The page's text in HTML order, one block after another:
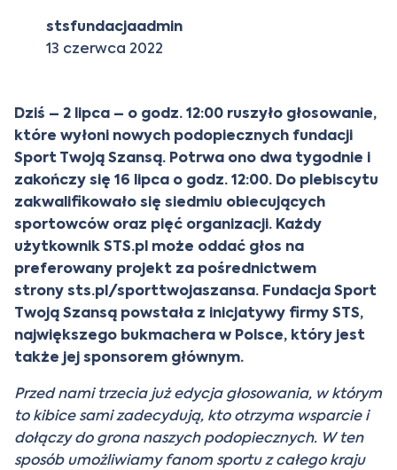
stsfundacjaadmin
13 czerwca 2022
Dziś – 2 lipca – o godz. 12:00 ruszyło głosowanie,
które wyłoni nowych podopiecznych fundacji
Sport Twoją Szansą. Potrwa ono dwa tygodnie i
zakończy się 16 lipca o godz. 12:00. Do plebiscytu
zakwalifikowało się siedmiu obiecujących
sportowców oraz pięć organizacji. Każdy
użytkownikSTS.pl może oddać głos na
preferowany projekt za pośrednictwem
stronysts.pl/sporttwojaszansa. Fundacja Sport
Twoją Szansą powstała z inicjatywy firmy STS,
największego bukmachera w Polsce, który jest
także jej sponsorem głównym.
Przed nami trzecia już edycja głosowania, w którym
to kibice sami zadecydują, kto otrzyma wsparcie i
dołączy do grona naszych podopiecznych. W ten
sposób umożliwiamy fanom sportu z całego kraju